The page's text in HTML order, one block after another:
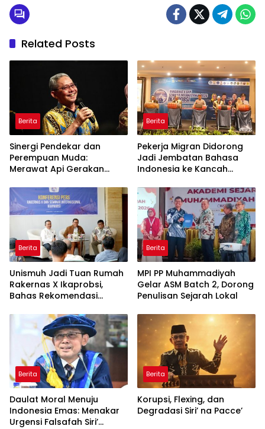
Related Posts
Berita
Sinergi Pendekar dan
Perempuan Muda:
Merawat Api Gerakan
Berita
Pekerja Migran Didorong
Jadi Jembatan Bahasa
Indonesia ke Kancah
Berita
Unismuh Jadi Tuan Rumah
Rakernas X Ikaprobsi,
Bahas Rekomendasi
Indonesia di Tingkat
Global
Berita
MPI PP Muhammadiyah
Gelar ASM Batch 2, Dorong
Penulisan Sejarah Lokal
Berita
Daulat Moral Menuju
Indonesia Emas: Menakar
Urgensi Falsafah Siri’
Berita
Korupsi, Flexing, dan
Degradasi Siri’ na Pacce’